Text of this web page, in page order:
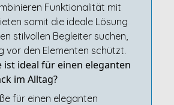
Funktionalität mit
somit die ideale Lösung
stilvollen Begleiter suchen,
vor den Elementen schützt.
ist ideal für einen eleganten
im Alltag?
für einen eleganten